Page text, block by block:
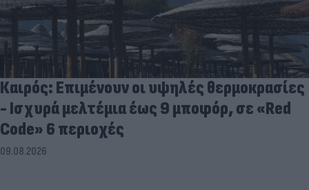
Καιρός: Επιμένουν οι υψηλές θερμοκρασίες
- Ισχυρά μελτέμια έως 9 μποφόρ, σε «Red
Code» 6 περιοχές
09.08.2026